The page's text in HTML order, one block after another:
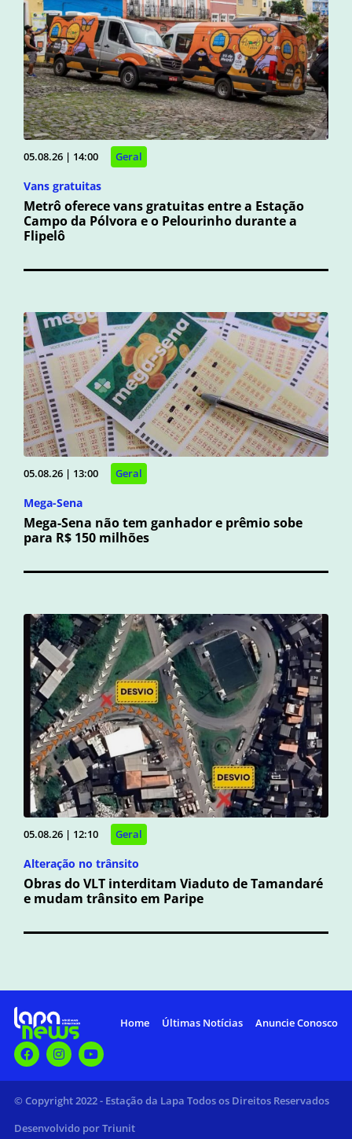
05.08.26 | 14:00 Geral
Vans gratuitas
Metrô oferece vans gratuitas entre a Estação
Campo da Pólvora e o Pelourinho durante a
Flipelô
05.08.26 | 13:00 Geral
Mega-Sena
Mega-Sena não tem ganhador e prêmio sobe
para R$ 150 milhões
05.08.26 | 12:10 Geral
Alteração no trânsito
Obras do VLT interditam Viaduto de Tamandaré
e mudam trânsito em Paripe
Home Últimas Notícias Anuncie Conosco
© Copyright 2022 - Estação da Lapa Todos os Direitos Reservados
Desenvolvido por Triunit